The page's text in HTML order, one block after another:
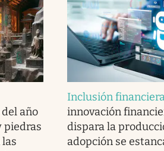
año
piedras
Inclusión
innovación
dispara la
adopción se